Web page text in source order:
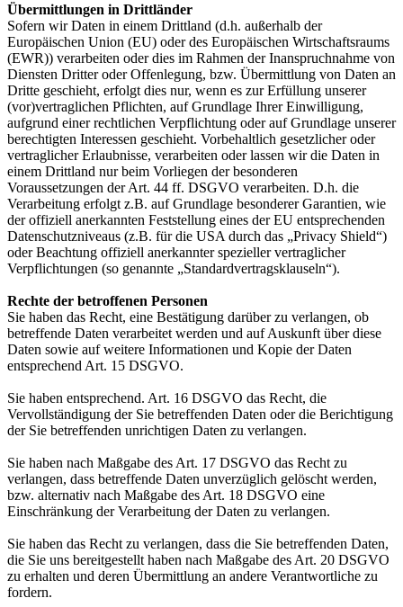
Übermittlungen in Drittländer
Sofern wir Daten in einem Drittland (d.h. außerhalb der
Europäischen Union (EU) oder des Europäischen Wirtschaftsraums
(EWR)) verarbeiten oder dies im Rahmen der Inanspruchnahme von
Diensten Dritter oder Offenlegung, bzw. Übermittlung von Daten an
Dritte geschieht, erfolgt dies nur, wenn es zur Erfüllung unserer
(vor)vertraglichen Pflichten, auf Grundlage Ihrer Einwilligung,
aufgrund einer rechtlichen Verpflichtung oder auf Grundlage unserer
berechtigten Interessen geschieht. Vorbehaltlich gesetzlicher oder
vertraglicher Erlaubnisse, verarbeiten oder lassen wir die Daten in
einem Drittland nur beim Vorliegen der besonderen
Voraussetzungen der Art. 44 ff. DSGVO verarbeiten. D.h. die
Verarbeitung erfolgt z.B. auf Grundlage besonderer Garantien, wie
der offiziell anerkannten Feststellung eines der EU entsprechenden
Datenschutzniveaus (z.B. für die USA durch das „Privacy Shield“)
oder Beachtung offiziell anerkannter spezieller vertraglicher
Verpflichtungen (so genannte „Standardvertragsklauseln“).
Rechte der betroffenen Personen
Sie haben das Recht, eine Bestätigung darüber zu verlangen, ob
betreffende Daten verarbeitet werden und auf Auskunft über diese
Daten sowie auf weitere Informationen und Kopie der Daten
entsprechend Art. 15 DSGVO.
Sie haben entsprechend. Art. 16 DSGVO das Recht, die
Vervollständigung der Sie betreffenden Daten oder die Berichtigung
der Sie betreffenden unrichtigen Daten zu verlangen.
Sie haben nach Maßgabe des Art. 17 DSGVO das Recht zu
verlangen, dass betreffende Daten unverzüglich gelöscht werden,
bzw. alternativ nach Maßgabe des Art. 18 DSGVO eine
Einschränkung der Verarbeitung der Daten zu verlangen.
Sie haben das Recht zu verlangen, dass die Sie betreffenden Daten,
die Sie uns bereitgestellt haben nach Maßgabe des Art. 20 DSGVO
zu erhalten und deren Übermittlung an andere Verantwortliche zu
fordern.